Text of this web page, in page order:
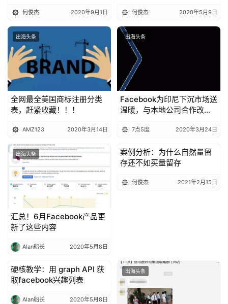
何俊杰 2020年9月1日 何俊杰 2020年5月9日
出海头条
全网最全美国商标注册分类
表，赶紧收藏！！！
AMZ123 2020年3月14日
出海头条
Facebook为印尼下沉市场送
温暖，与本地公司合作改善
7点5度 2020年3月24日
出海头条
汇总！6月Facebook产品更
新了这些内容
Alan船长 2020年5月8日
出海头条
案例分析：为什么自然量留
存还不如买量留存
何俊杰 2021年2月15日
出海头条
硬核教学：用 graph API 获
取facebook兴趣列表
Alan船长 2020年5月8日
出海头条